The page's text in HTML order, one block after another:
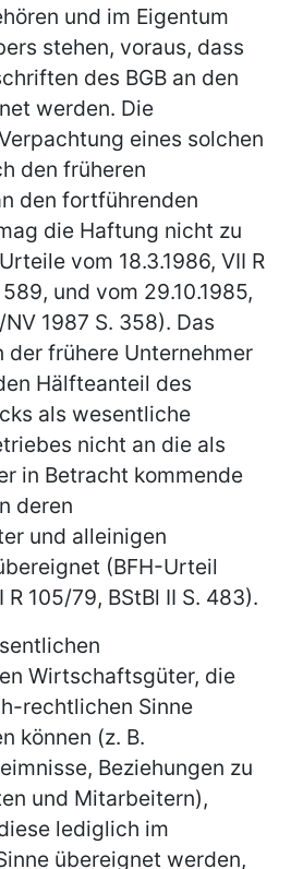
und im Eigentum
stehen, voraus, dass
des BGB an den
werden. Die
eines solchen
den früheren
den fortführenden
die Haftung nicht zu
vom 18.3.1986, VII R
und vom 29.10.1985,
1987 S. 358). Das
der frühere Unternehmer
Hälfteanteil des
als wesentliche
nicht an die als
in Betracht kommende
deren
und alleinigen
(BFH-Urteil
R 105/79, BStBl II S. 483).
Wirtschaftsgüter, die
rechtlichen Sinne
können (z. B.
Beziehungen zu
und Mitarbeitern),
lediglich im
übereignet werden,